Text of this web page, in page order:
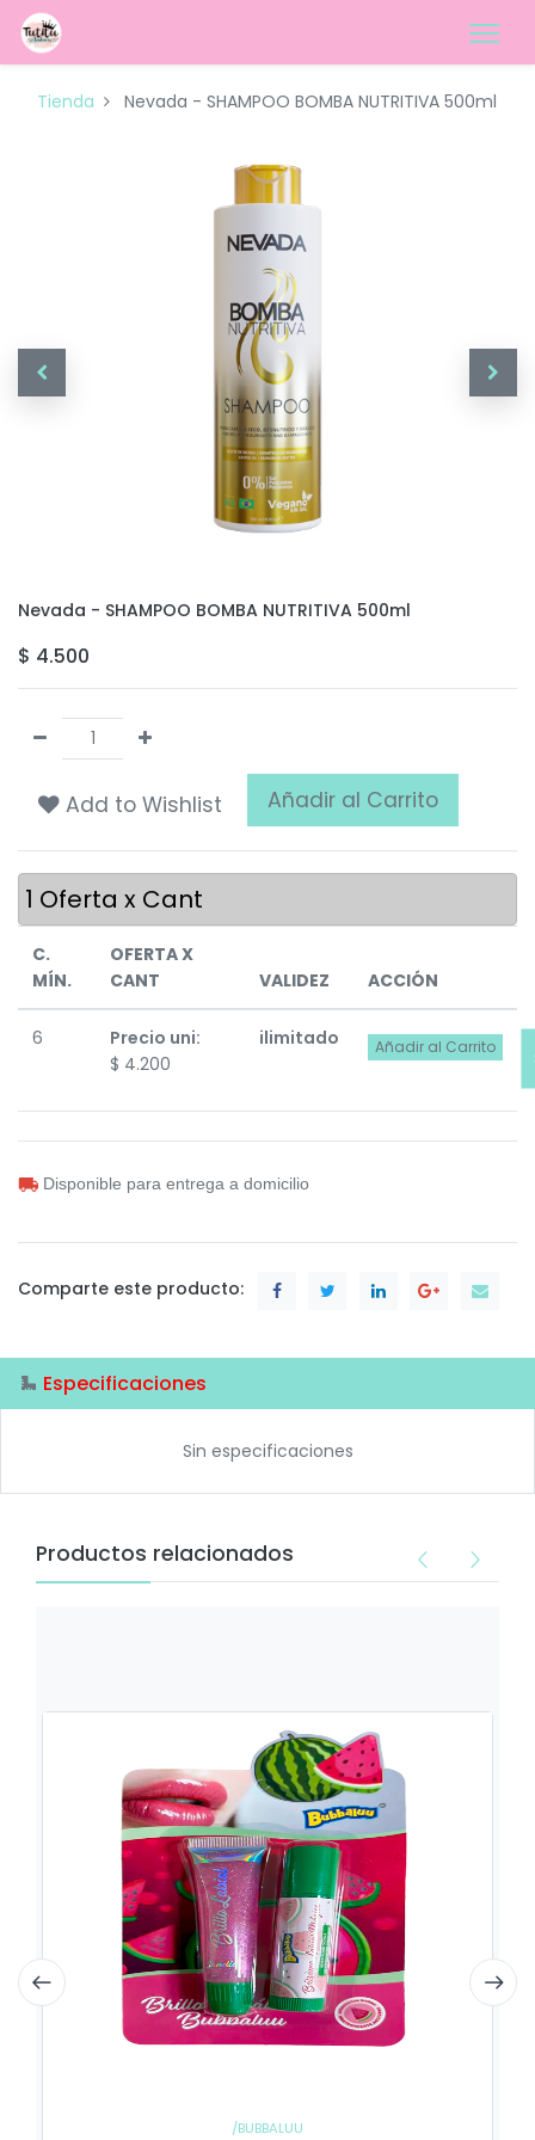
Tienda Nevada - SHAMPOO BOMBA NUTRITIVA 500ml
Nevada - SHAMPOO BOMBA NUTRITIVA 500ml
$ 4.500
Add to Wishlist Añadir al Carrito
1 Oferta x Cant
C.
MÍN.
OFERTA X
CANT
VALIDEZ ACCIÓN
6
Precio uni:
$ 4.200
ilimitado Añadir al Carrito
Disponible para entrega a domicilio
Comparte este producto:
Especificaciones
Sin especificaciones
Productos relacionados
/BUBBALUU